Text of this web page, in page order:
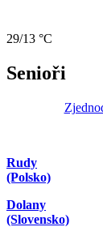
29/13 °C
Senioři
Rudy
(Polsko)
Dolany
(Slovensko)